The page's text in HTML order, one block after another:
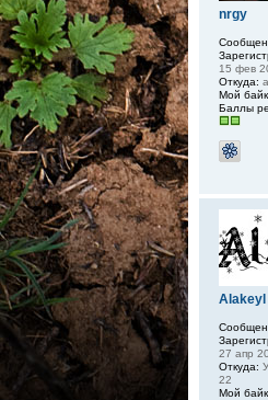
nrgy
15 фев
Откуда:
Мой
Баллы
Alakeyl
27 апр
Откуда:
22
Мой